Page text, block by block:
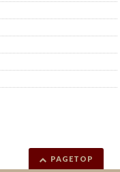
PAGETOP